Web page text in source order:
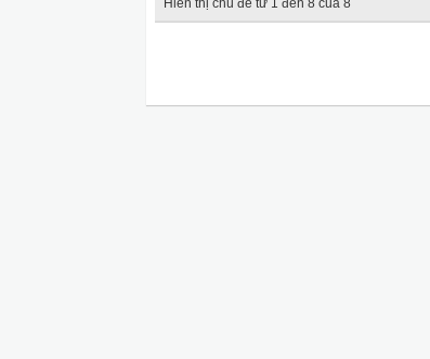
Hiển thị chủ đề từ 1 đến 8 của 8